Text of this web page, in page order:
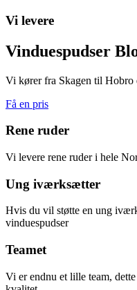
Vi levere
Vinduespudser
Vi kører fra Skagen til Hobro
Få en pris
Rene ruder
Vi levere rene ruder i hele
Ung iværksætter
Hvis du vil støtte en ung
vinduespudser
Teamet
Vi er endnu et lille team,